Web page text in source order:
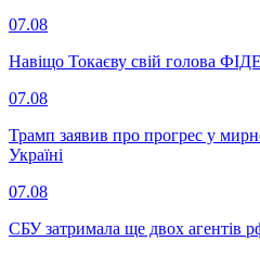
07.08
Навіщо Токаєву свій голова
07.08
Трамп заявив про прогрес у
Україні
07.08
СБУ затримала ще двох агентів